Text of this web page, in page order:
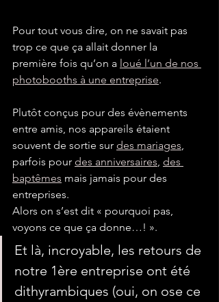
Pour tout vous dire, on ne savait pas
trop ce que ça allait donner la
première fois qu’on a loué l’un de nos
photobooths à une entreprise.
Plutôt conçus pour des évènements
entre amis, nos appareils étaient
souvent de sortie sur des mariages,
parfois pour des anniversaires, des
baptêmes mais jamais pour des
entreprises.
Alors on s’est dit « pourquoi pas,
voyons ce que ça donne…! ».
Et là, incroyable, les retours de
notre 1ère entreprise ont été
dithyrambiques (oui, on ose ce